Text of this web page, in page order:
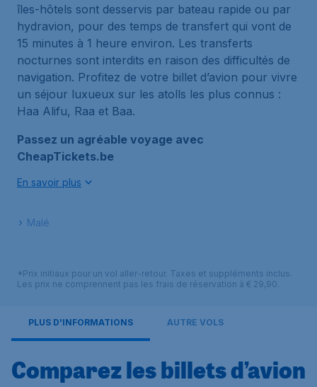
îles-hôtels sont desservis par bateau rapide ou par
hydravion, pour des temps de transfert qui vont de
15 minutes à 1 heure environ. Les transferts
nocturnes sont interdits en raison des difficultés de
navigation. Profitez de votre billet d’avion pour vivre
un séjour luxueux sur les atolls les plus connus :
Haa Alifu, Raa et Baa.
Passez un agréable voyage avec
CheapTickets.be
En savoir plus
Malé
*Prix initiaux pour un vol aller-retour. Taxes et suppléments inclus.
Les prix ne comprennent pas les frais de réservation à € 29,90.
PLUS D'INFORMATIONS AUTRE VOLS
Comparez les billets d’avion